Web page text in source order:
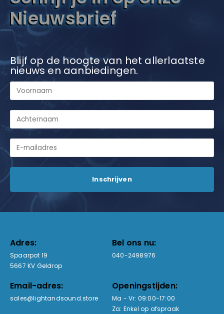
Nieuwsbrief
Blijf op de hoogte van het allerlaatste
nieuws en aanbiedingen.
Adres:
Spaarpot 19
5667 KV Geldrop
Bel ons nu:
040-2498976
Email-adres:
sales@lightandsound.store
Openingstijden:
Ma - Vr: 09:00-17:00
Za: Enkel op afspraak